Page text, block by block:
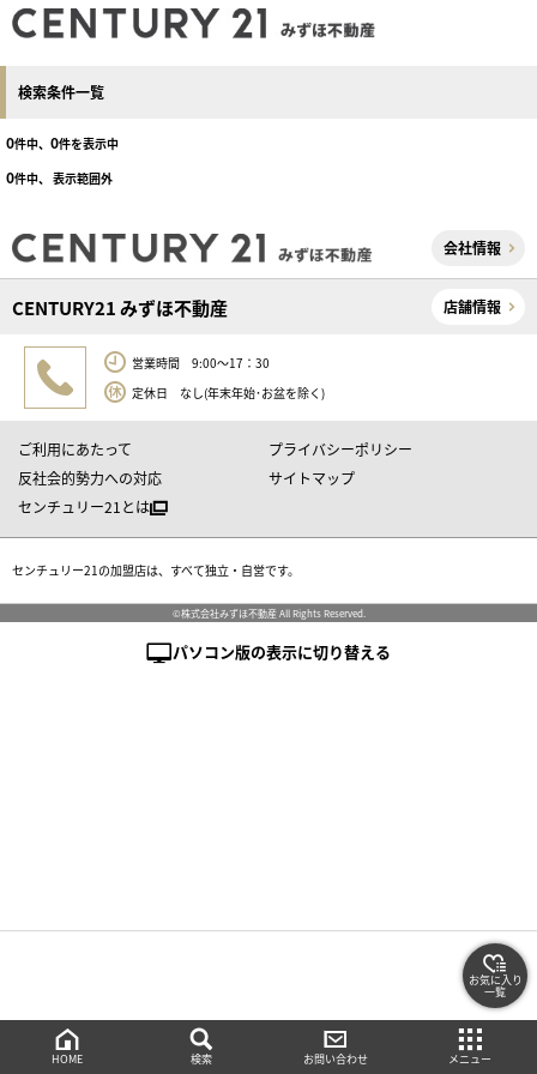
検索条件一覧
0件中、 0件を表示中
0件中、 表示範囲外
会社情報
CENTURY21 みずほ不動産 店舗情報
営業時間 9:00～17：30
定休日 なし(年末年始･お盆を除く)
ご利用にあたって
プライバシーポリシー
反社会的勢力への対応
サイトマップ
センチュリー21とは
センチュリー21の加盟店は、すべて独立・自営です。
©株式会社みずほ不動産 All Rights Reserved.
パソコン版の表示に切り替える
HOME 検索 お問い合わせ メニュー
お気に入り
一覧
絞り込み検索
メニュー
ご相談・お問い合わせ